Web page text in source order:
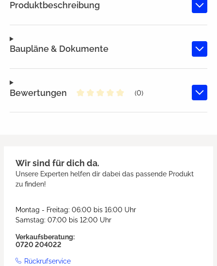
Produktbeschreibung
Baupläne & Dokumente
Bewertungen
(0)
Wir sind für dich da.
Unsere Experten helfen dir dabei das passende Produkt
zu finden!
Montag - Freitag: 06:00 bis 16:00 Uhr
Samstag: 07:00 bis 12:00 Uhr
Verkaufsberatung:
0720 204022
Rückrufservice